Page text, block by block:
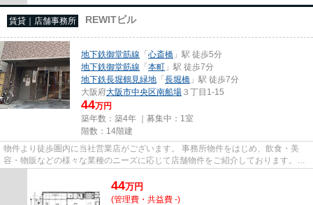
賃貸｜店舗事務所 REWITビル
地下鉄御堂筋線 「心斎橋 」駅 徒歩5分
地下鉄御堂筋線 「本町 」駅 徒歩7分
地下鉄長堀鶴見緑地 「長堀橋 」駅 徒歩7分
大阪府大阪市中央区南船場 ３丁目1-15
44万円
築年数：築4年 ｜募集中： 1室
階数：14階建
物件より徒歩圏内に当社営業店がございます。 事務所物件をはじめ、飲食・美
容・物販などの様々な業種のニーズに応じて店舗物件をご紹介しております。
尚、弊社ではおとり広告は一切...
44万円
(管理費・共益費 -)